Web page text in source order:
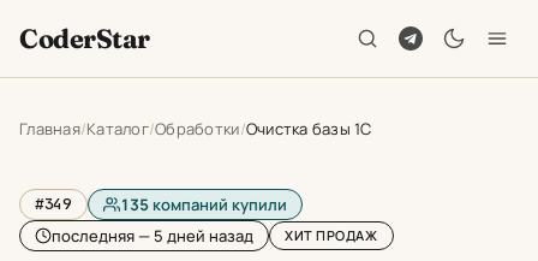
CoderStar
Главная Каталог Обработки Очистка базы 1С
#349 135компаний купили
последняя — 5 дней назад
ХИТ ПРОДАЖ